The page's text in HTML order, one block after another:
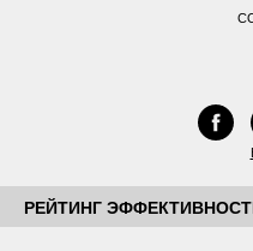
РЕЙТИНГ